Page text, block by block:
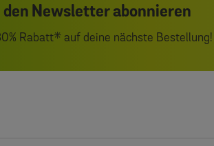
den Newsletter abonnieren
Rabatt* auf deine nächste Bestellung!